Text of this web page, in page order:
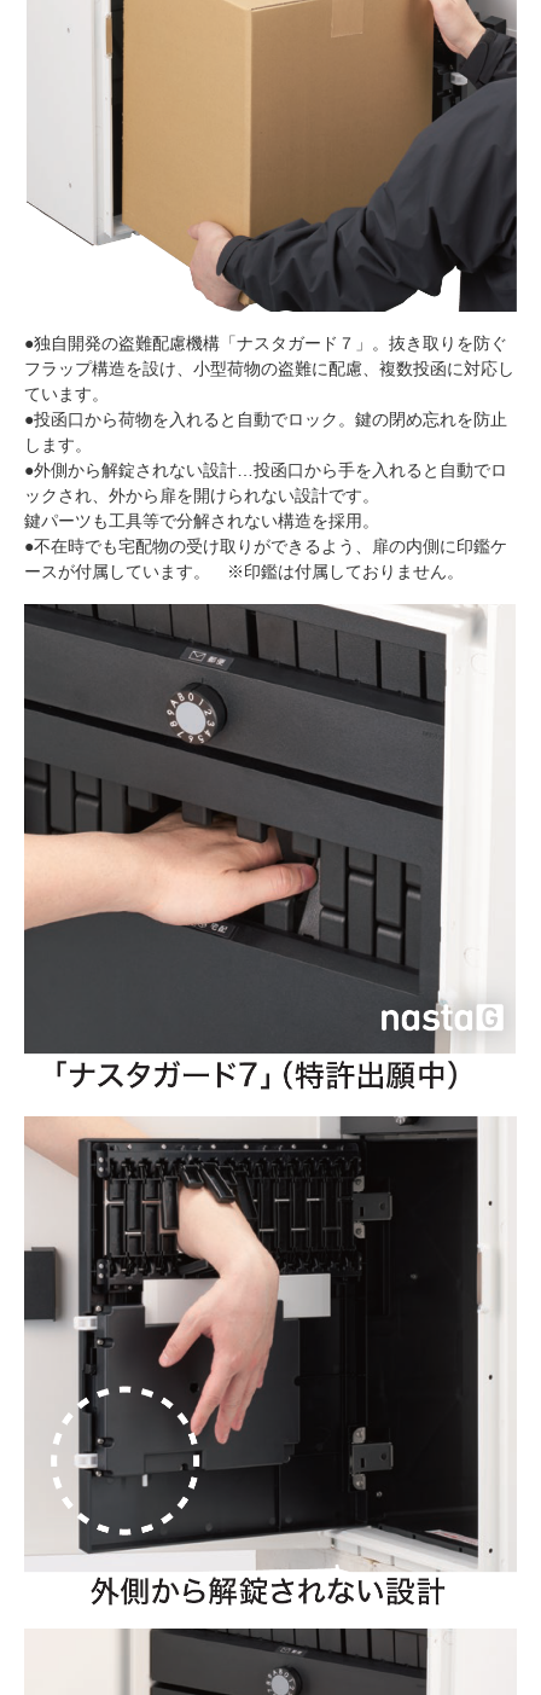
●独自開発の盗難配慮機構「ナスタガード７」。抜き取りを防ぐ
フラップ構造を設け、小型荷物の盗難に配慮、複数投函に対応し
ています。
●投函口から荷物を入れると自動でロック。鍵の閉め忘れを防止
します。
●外側から解錠されない設計…投函口から手を入れると自動でロ
ックされ、外から扉を開けられない設計です。
鍵パーツも工具等で分解されない構造を採用。
●不在時でも宅配物の受け取りができるよう、扉の内側に印鑑ケ
ースが付属しています。 ※印鑑は付属しておりません。